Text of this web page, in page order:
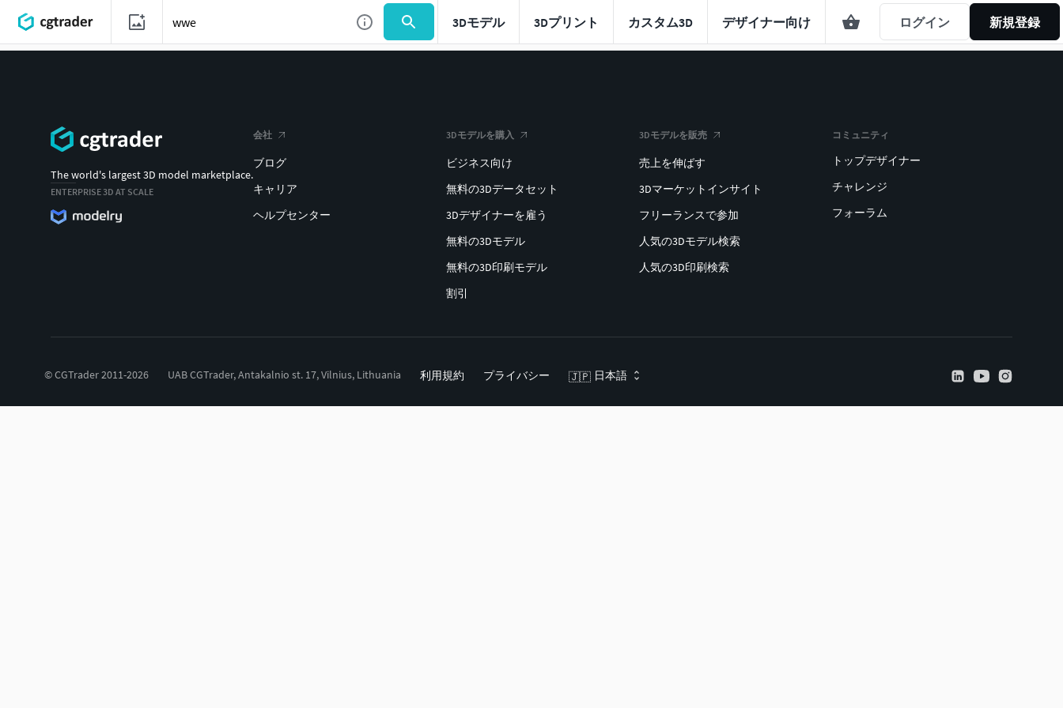
3Dモデル 3Dプリント カスタム3D デザイナー向け ログイン 新規登録
The world's largest 3D model marketplace.
ENTERPRISE 3D AT SCALE
会社
ブログ
キャリア
ヘルプセンター
3Dモデルを購入
ビジネス向け
無料の3Dデータセット
3Dデザイナーを雇う
無料の3Dモデル
無料の3D印刷モデル
割引
3Dモデルを販売
売上を伸ばす
3Dマーケットインサイト
フリーランスで参加
人気の3Dモデル検索
人気の3D印刷検索
コミュニティ
トップデザイナー
チャレンジ
フォーラム
© CGTrader 2011-2026 UAB CGTrader, Antakalnio st. 17, Vilnius, Lithuania 利用規約 プライバシー 🇯🇵 日本語